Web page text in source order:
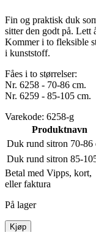
Fin og praktisk duk
sitter den godt på. Lett
Kommer i to fleksible
i kunststoff.
Fåes i to størrelser:
Nr. 6258 - 70-86 cm.
Nr. 6259 - 85-105 cm.
Varekode: 6258-g
Produktnavn
Duk rund sitron 70-86
Duk rund sitron 85-
Betal med Vipps, kort,
eller faktura
På lager
Kjøp